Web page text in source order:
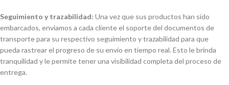
Seguimiento y trazabilidad: Una vez que sus productos han sido
embarcados, enviamos a cada cliente el soporte del documentos de
transporte para su respectivo seguimiento y trazabilidad para que
pueda rastrear el progreso de su envío en tiempo real. Esto le brinda
tranquilidad y le permite tener una visibilidad completa del proceso de
entrega.